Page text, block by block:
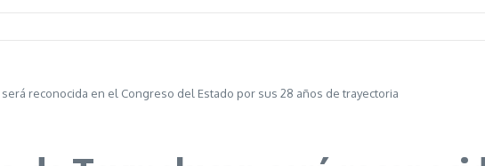
reconocida en el Congreso del Estado por sus 28 años de trayectoria